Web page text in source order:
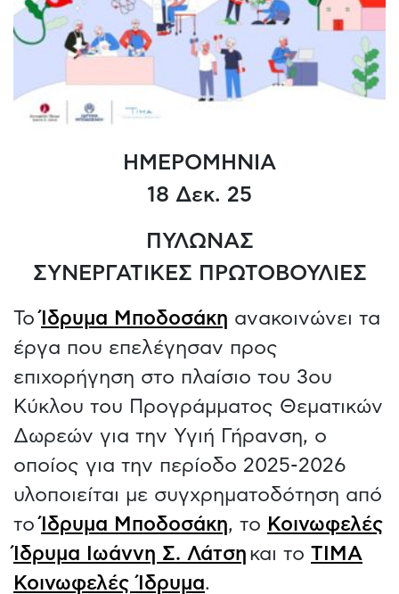
ΗΜΕΡΟΜΗΝΙΑ
18 Δεκ. 25
ΠΥΛΩΝΑΣ
ΣΥΝΕΡΓΑΤΙΚΕΣ ΠΡΩΤΟΒΟΥΛΙΕΣ
ΤοΊδρυμα Μποδοσάκη ανακοινώνει τα
έργα που επελέγησαν προς
επιχορήγηση στο πλαίσιο του 3ου
Κύκλου του Προγράμματος Θεματικών
Δωρεών για την Υγιή Γήρανση, ο
οποίος για την περίοδο 2025-2026
υλοποιείται με συγχρηματοδότηση από
τοΊδρυμα Μποδοσάκη, το Κοινωφελές
Ίδρυμα Ιωάννη Σ. Λάτση και το ΤΙΜΑ
Κοινωφελές Ίδρυμα.